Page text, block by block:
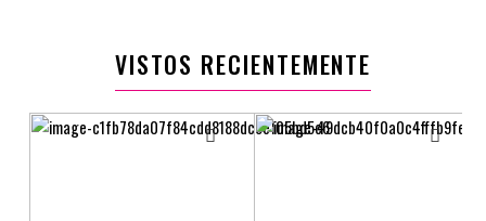
VISTOS RECIENTEMENTE